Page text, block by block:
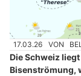
17.03.26 VON
Die Schweiz
Bisenströmung,